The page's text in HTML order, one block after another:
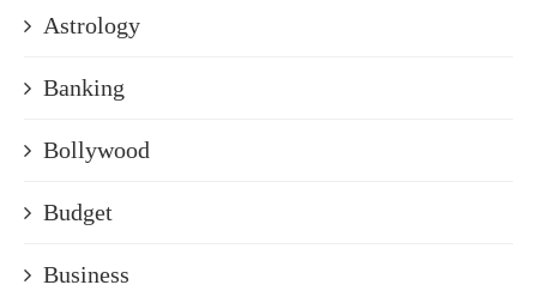
Astrology
Banking
Bollywood
Budget
Business